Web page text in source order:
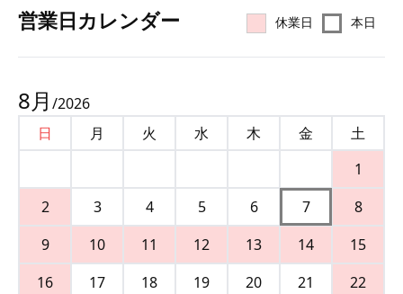
営業⽇カレンダー 休業日 本日
8月 /2026
日
月 火 水 木 金
土
1
2
3 4 5 6 7
8
9
10 11 12 13 14
15
16
17 18 19 20 21
22